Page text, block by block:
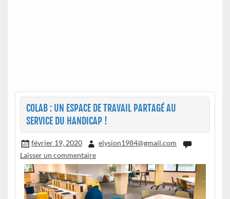
COLAB : UN ESPACE DE TRAVAIL PARTAGÉ AU
SERVICE DU HANDICAP !
février 19, 2020
elysion1984@gmail.com
Laisser un commentaire